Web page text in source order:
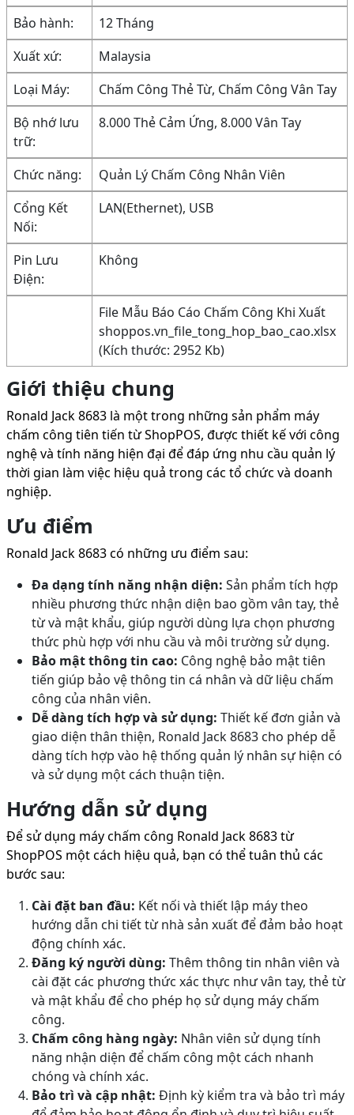
Bảo hành:
12 Tháng
Xuất xứ:
Malaysia
Loại Máy:
Chấm Công Thẻ Từ, Chấm Công Vân Tay
Bộ nhớ lưu
trữ:
8.000 Thẻ Cảm Ứng, 8.000 Vân Tay
Chức năng:
Quản Lý Chấm Công Nhân Viên
Cổng Kết
Nối:
LAN(Ethernet), USB
Pin Lưu
Điện:
Không
File Mẫu Báo Cáo Chấm Công Khi Xuất
shoppos.vn_file_tong_hop_bao_cao.xlsx
(Kích thước: 2952 Kb)
Giới thiệu chung
Ronald Jack 8683 là một trong những sản phẩm máy
chấm công tiên tiến từ ShopPOS, được thiết kế với công
nghệ và tính năng hiện đại để đáp ứng nhu cầu quản lý
thời gian làm việc hiệu quả trong các tổ chức và doanh
nghiệp.
Ưu điểm
Ronald Jack 8683 có những ưu điểm sau:
Đa dạng tính năng nhận diện: Sản phẩm tích hợp
nhiều phương thức nhận diện bao gồm vân tay, thẻ
từ và mật khẩu, giúp người dùng lựa chọn phương
thức phù hợp với nhu cầu và môi trường sử dụng.
Bảo mật thông tin cao: Công nghệ bảo mật tiên
tiến giúp bảo vệ thông tin cá nhân và dữ liệu chấm
công của nhân viên.
Dễ dàng tích hợp và sử dụng: Thiết kế đơn giản và
giao diện thân thiện, Ronald Jack 8683 cho phép dễ
dàng tích hợp vào hệ thống quản lý nhân sự hiện có
và sử dụng một cách thuận tiện.
Hướng dẫn sử dụng
Để sử dụng máy chấm công Ronald Jack 8683 từ
ShopPOS một cách hiệu quả, bạn có thể tuân thủ các
bước sau:
Cài đặt ban đầu: Kết nối và thiết lập máy theo
hướng dẫn chi tiết từ nhà sản xuất để đảm bảo hoạt
động chính xác.
Đăng ký người dùng: Thêm thông tin nhân viên và
cài đặt các phương thức xác thực như vân tay, thẻ từ
và mật khẩu để cho phép họ sử dụng máy chấm
công.
Chấm công hàng ngày: Nhân viên sử dụng tính
năng nhận diện để chấm công một cách nhanh
chóng và chính xác.
Bảo trì và cập nhật: Định kỳ kiểm tra và bảo trì máy